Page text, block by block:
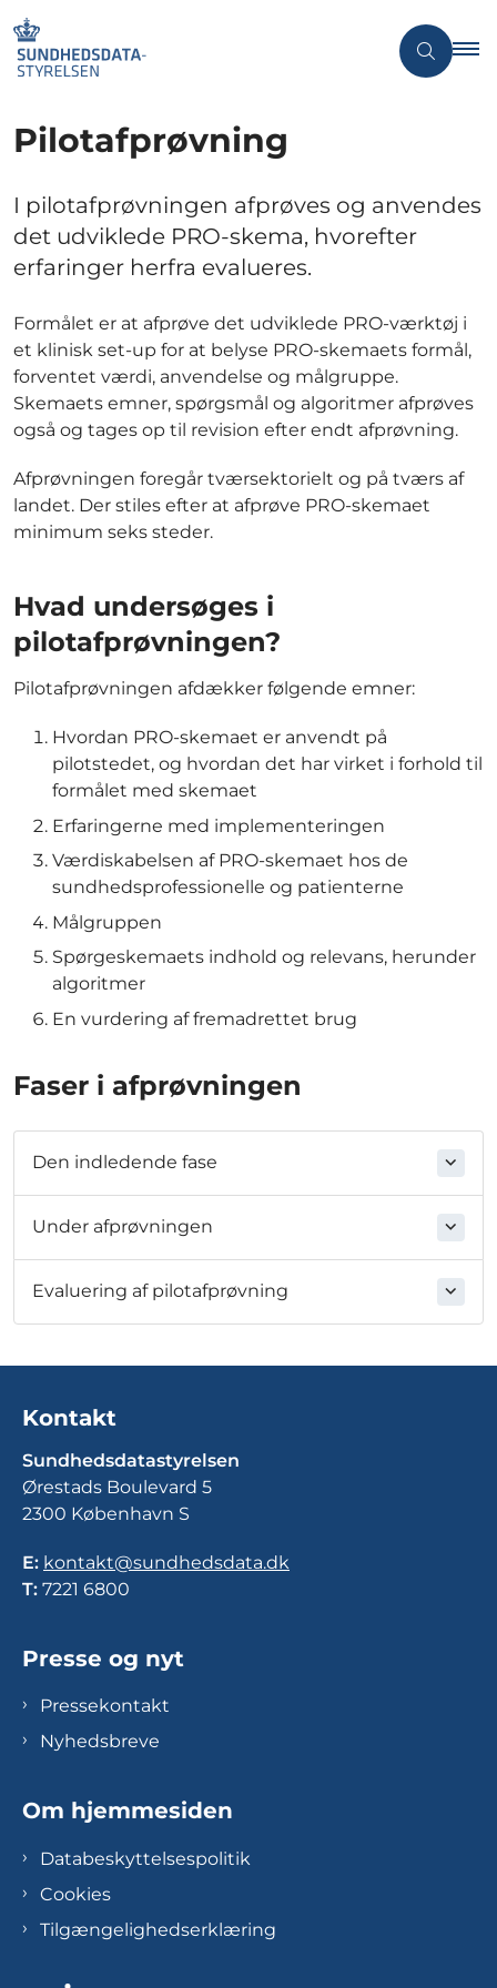
Pilotafprøvning
I pilotafprøvningen afprøves og anvendes
det udviklede PRO-skema, hvorefter
erfaringer herfra evalueres.
Formålet er at afprøve det udviklede PRO-værktøj i
et klinisk set-up for at belyse PRO-skemaets formål,
forventet værdi, anvendelse og målgruppe.
Skemaets emner, spørgsmål og algoritmer afprøves
også og tages op til revision efter endt afprøvning.
Afprøvningen foregår tværsektorielt og på tværs af
landet. Der stiles efter at afprøve PRO-skemaet
minimum seks steder.
Hvad undersøges i
pilotafprøvningen?
Pilotafprøvningen afdækker følgende emner:
Hvordan PRO-skemaet er anvendt på
pilotstedet, og hvordan det har virket i forhold til
formålet med skemaet
Erfaringerne med implementeringen
Værdiskabelsen af PRO-skemaet hos de
sundhedsprofessionelle og patienterne
Målgruppen
Spørgeskemaets indhold og relevans, herunder
algoritmer
En vurdering af fremadrettet brug
Faser i afprøvningen
Den indledende fase
Under afprøvningen
Evaluering af pilotafprøvning
Kontakt
Sundhedsdatastyrelsen
Ørestads Boulevard 5
2300 København S
E: kontakt@sundhedsdata.dk
T: 7221 6800
Presse og nyt
Pressekontakt
Nyhedsbreve
Om hjemmesiden
Databeskyttelsespolitik
Cookies
Tilgængelighedserklæring